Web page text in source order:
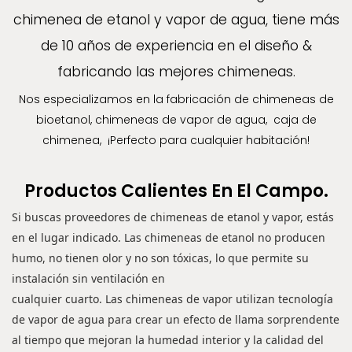
chimenea de etanol y vapor de agua, tiene más
de 10 años de experiencia en el diseño &
fabricando las mejores chimeneas.
Nos especializamos en la fabricación de chimeneas de
bioetanol, chimeneas de vapor de agua, caja de
chimenea, ¡Perfecto para cualquier habitación!
Productos Calientes En El Campo.
Si buscas proveedores de chimeneas de etanol y vapor, estás
en el lugar indicado. Las chimeneas de etanol no producen
humo, no tienen olor y no son tóxicas, lo que permite su
instalación sin ventilación en
cualquier cuarto. Las chimeneas de vapor utilizan tecnología
de vapor de agua para crear un efecto de llama sorprendente
al tiempo que mejoran la humedad interior y la calidad del